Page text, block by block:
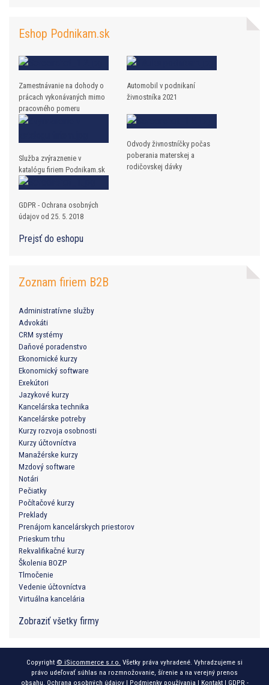
Eshop Podnikam.sk
Zamestnávanie na dohody o
prácach vykonávaných mimo
pracovného pomeru
Automobil v podnikaní
živnostníka 2021
Služba zvýraznenie v
katalógu firiem Podnikam.sk
Odvody živnostníčky počas
poberania materskej a
rodičovskej dávky
GDPR - Ochrana osobných
údajov od 25. 5. 2018
Prejsť do eshopu
Zoznam firiem B2B
Administratívne služby
Advokáti
CRM systémy
Daňové poradenstvo
Ekonomické kurzy
Ekonomický software
Exekútori
Jazykové kurzy
Kancelárska technika
Kancelárske potreby
Kurzy rozvoja osobnosti
Kurzy účtovníctva
Manažérske kurzy
Mzdový software
Notári
Pečiatky
Počítačové kurzy
Preklady
Prenájom kancelárskych priestorov
Prieskum trhu
Rekvalifikačné kurzy
Školenia BOZP
Tlmočenie
Vedenie účtovníctva
Virtuálna kancelária
Zobraziť všetky firmy
Copyright © iSicommerce s.r.o. Všetky práva vyhradené. Vyhradzujeme si
právo udeľovať súhlas na rozmnožovanie, šírenie a na verejný prenos
obsahu. Ochrana osobných údajov| Podmienky používania | Kontakt| GDPR -